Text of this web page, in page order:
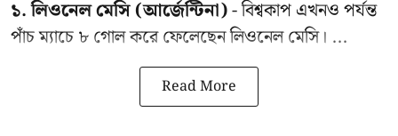
১. লিওনেল মেসি (আর্জেন্টিনা)- বিশ্বকাপ এখনও পর্যন্ত
পাঁচ ম্যাচে ৮ গোল করে ফেলেছেন লিওনেল মেসি। ...
Read More